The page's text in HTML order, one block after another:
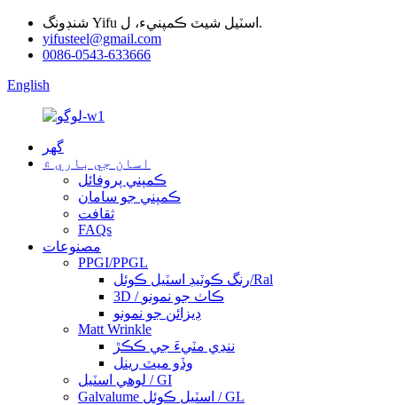
شنڊونگ Yifu اسٽيل شيٽ ڪمپنيء، ل.
yifusteel@gmail.com
0086-0543-633666
English
گهر
اسان جي باري ۾
ڪمپني پروفائل
ڪمپني جو سامان
ثقافت
FAQs
مصنوعات
PPGI/PPGL
رنگ ڪوٽيڊ اسٽيل ڪوئل/Ral
3D / ڪاٺ جو نمونو
ڊيزائن جو نمونو
Matt Wrinkle
ننڍي مٽيءَ جي ڪڪڙ
وڏو ميٽ رينل
لوهي اسٽيل / GI
Galvalume اسٽيل ڪوئل / GL